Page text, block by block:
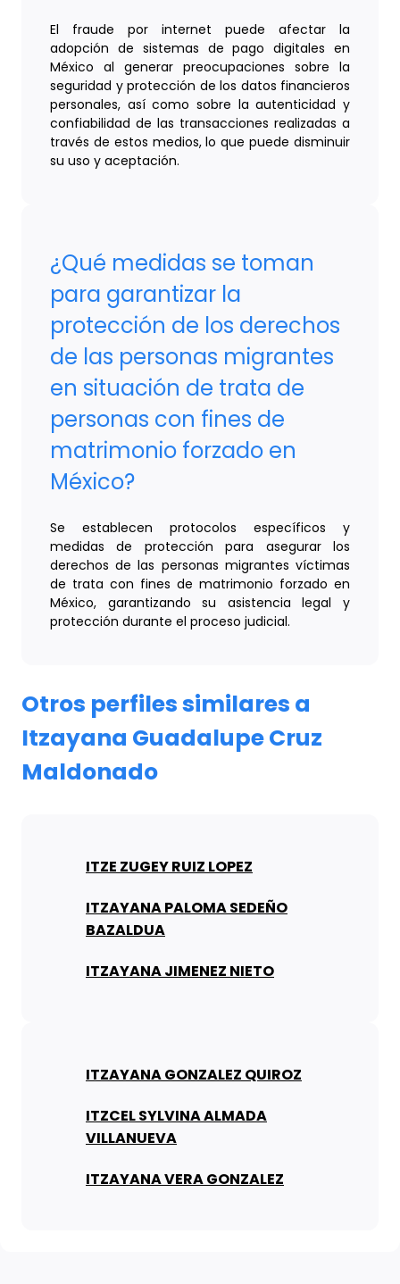
El fraude por internet puede afectar la
adopción de sistemas de pago digitales en
México al generar preocupaciones sobre la
seguridad y protección de los datos financieros
personales, así como sobre la autenticidad y
confiabilidad de las transacciones realizadas a
través de estos medios, lo que puede disminuir
su uso y aceptación.
¿Qué medidas se toman
para garantizar la
protección de los derechos
de las personas migrantes
en situación de trata de
personas con fines de
matrimonio forzado en
México?
Se establecen protocolos específicos y
medidas de protección para asegurar los
derechos de las personas migrantes víctimas
de trata con fines de matrimonio forzado en
México, garantizando su asistencia legal y
protección durante el proceso judicial.
Otros perfiles similares a
Itzayana Guadalupe Cruz
Maldonado
ITZE ZUGEY RUIZ LOPEZ
ITZAYANA PALOMA SEDEÑO
BAZALDUA
ITZAYANA JIMENEZ NIETO
ITZAYANA GONZALEZ QUIROZ
ITZCEL SYLVINA ALMADA
VILLANUEVA
ITZAYANA VERA GONZALEZ